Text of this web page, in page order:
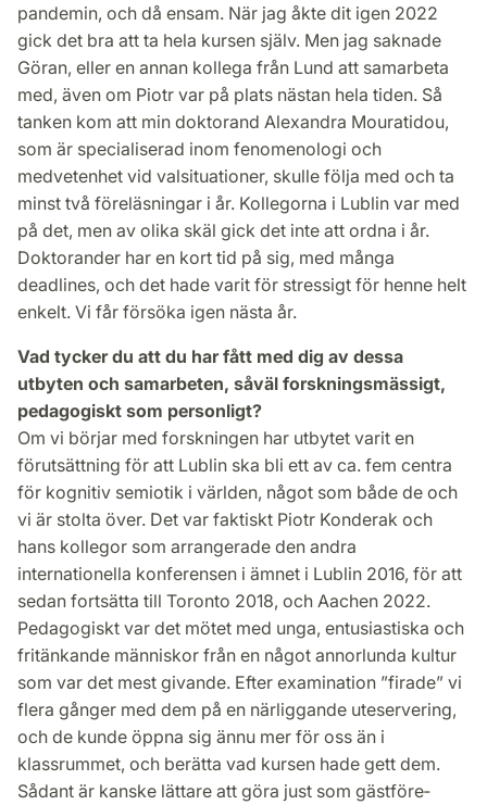
pandemin, och då ensam. När jag åkte dit igen 2022
gick det bra att ta hela kursen själv. Men jag saknade
Göran, eller en annan kollega från Lund att samarbeta
med, även om Piotr var på plats nästan hela tiden. Så
tanken kom att min doktorand Alexandra Mouratidou,
som är specialiserad inom fenomenologi och
medvetenhet vid valsituationer, skulle följa med och ta
minst två föreläsningar i år. Kollegorna i Lublin var med
på det, men av olika skäl gick det inte att ordna i år.
Doktorander har en kort tid på sig, med många
deadlines, och det hade varit för stressigt för henne helt
enkelt. Vi får försöka igen nästa år.
Vad tycker du att du har fått med dig av dessa
utbyten och samarbeten, såväl forskningsmässigt,
pedagogiskt som personligt?
Om vi börjar med forskningen har utbytet varit en
förutsättning för att Lublin ska bli ett av ca. fem centra
för kognitiv semiotik i världen, något som både de och
vi är stolta över. Det var faktiskt Piotr Konderak och
hans kollegor som arrangerade den andra
internationella konferensen i ämnet i Lublin 2016, för att
sedan fortsätta till Toronto 2018, och Aachen 2022.
Pedagogiskt var det mötet med unga, entusia­stiska och
fritänkande människor från en något annorlunda kultur
som var det mest givande. Efter examination ”firade” vi
flera gånger med dem på en närliggande ute­servering,
och de kunde öppna sig ännu mer för oss än i
klassrummet, och berätta vad kursen hade gett dem.
Sådant är kanske lättare att göra just som gäst­före­